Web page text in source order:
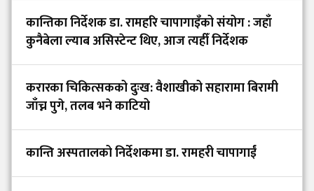
कान्तिका निर्देशक डा. रामहरि चापागाइँको संयोग : जहाँ
कुनैबेला ल्याब असिस्टेन्ट थिए, आज त्यहीँ निर्देशक
करारका चिकित्सकको दुःख: वैशाखीको सहारामा बिरामी
जाँच्न पुगे, तलब भने काटियो
कान्ति अस्पतालको निर्देशकमा डा. रामहरी चापागाईं